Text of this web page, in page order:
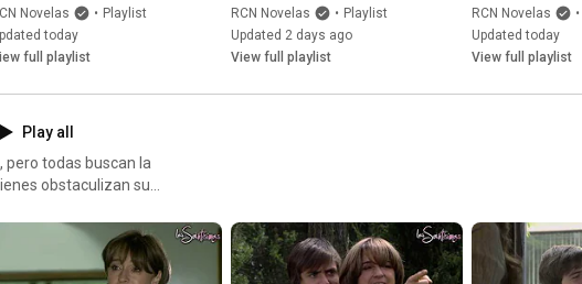
Novelas • Playlist
today
full playlist
RCN Novelas • Playlist
Updated 2 days ago
View full playlist
RCN Novelas •
Updated today
View full playlist
Play all
pero todas buscan la
obstaculizan su